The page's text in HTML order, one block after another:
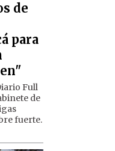
de
para
Full
de
fuerte.